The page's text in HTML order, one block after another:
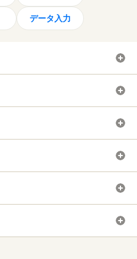
データ入力